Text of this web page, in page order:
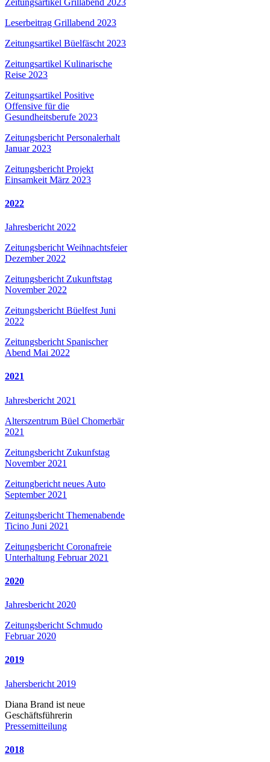
Leserbeitrag Grillabend 2023
Zeitungsartikel Büelfäscht 2023
Zeitungsartikel Kulinarische
Reise 2023
Zeitungsartikel Positive
Offensive für die
Gesundheitsberufe 2023
Zeitungsbericht Personalerhalt
Januar 2023
Zeitungsbericht Projekt
Einsamkeit März 2023
2022
Jahresbericht 2022
Zeitungsbericht Weihnachtsfeier
Dezember 2022
Zeitungsbericht Zukunftstag
November 2022
Zeitungsbericht Büelfest Juni
2022
Zeitungsbericht Spanischer
Abend Mai 2022
2021
Jahresbericht 2021
Alterszentrum Büel Chomerbär
2021
Zeitungsbericht Zukunfstag
November 2021
Zeitungbericht neues Auto
September 2021
Zeitungsbericht Themenabende
Ticino Juni 2021
Zeitungsbericht Coronafreie
Unterhaltung Februar 2021
2020
Jahresbericht 2020
Zeitungsbericht Schmudo
Februar 2020
2019
Jahersbericht 2019
Diana Brand ist neue
Geschäftsführerin
Pressemitteilung
2018